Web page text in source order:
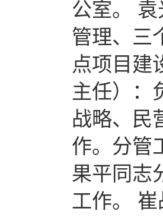
公室。
管理、三
点项目建
主任）：
战略、民
作。分管
果平同志
工作。